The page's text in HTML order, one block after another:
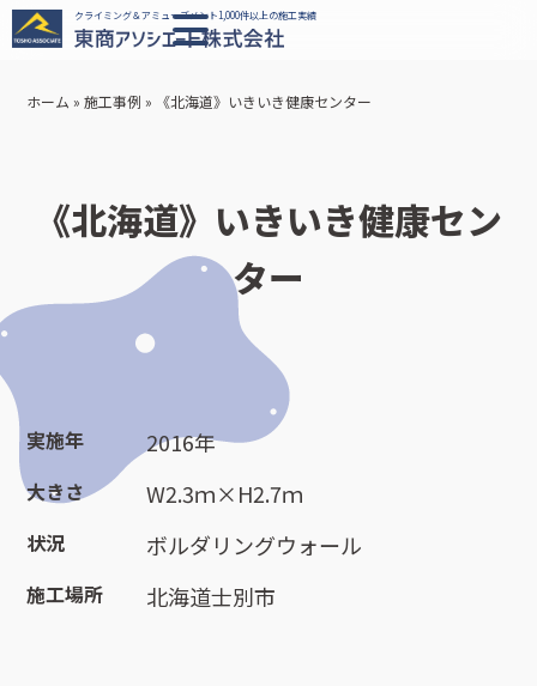
クライミング＆アミューズメント1,000件以上の施工実績
ホーム »施工事例 » 《北海道》いきいき健康センター
《北海道》いきいき健康セン
ター
実施年 2016年
大きさ W2.3ｍ×H2.7ｍ
状況 ボルダリングウォール
施工場所 北海道士別市